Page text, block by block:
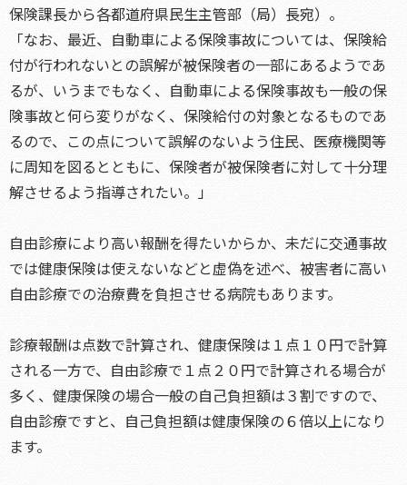
保険課長から各都道府県民生主管部（局）長宛）。
「なお、最近、自動車による保険事故については、保険給
付が行われないとの誤解が被保険者の一部にあるようであ
るが、いうまでもなく、自動車による保険事故も一般の保
険事故と何ら変りがなく、保険給付の対象となるものであ
るので、この点について誤解のないよう住民、医療機関等
に周知を図るとともに、保険者が被保険者に対して十分理
解させるよう指導されたい。」
自由診療により高い報酬を得たいからか、未だに交通事故
では健康保険は使えないなどと虚偽を述べ、被害者に高い
自由診療での治療費を負担させる病院もあります。
診療報酬は点数で計算され、健康保険は１点１０円で計算
される一方で、自由診療で１点２０円で計算される場合が
多く、健康保険の場合一般の自己負担額は３割ですので、
自由診療ですと、自己負担額は健康保険の６倍以上になり
ます。